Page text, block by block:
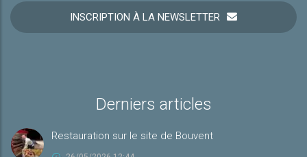
INSCRIPTION À LA NEWSLETTER
Derniers articles
Restauration sur le site de Bouvent